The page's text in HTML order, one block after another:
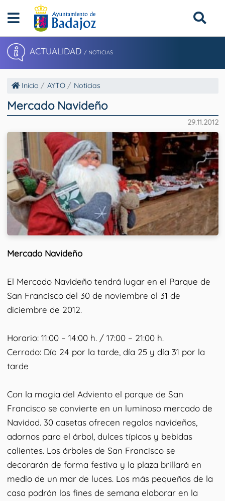
ACTUALIDAD / NOTICIAS
Inicio AYTO Noticias
Mercado Navideño
29.11.2012
Mercado Navideño
El Mercado Navideño tendrá lugar en el Parque de
San Francisco del 30 de noviembre al 31 de
diciembre de 2012.
Horario: 11:00 – 14:00 h. / 17:00 – 21:00 h.
Cerrado: Día 24 por la tarde, día 25 y día 31 por la
tarde
Con la magia del Adviento el parque de San
Francisco se convierte en un luminoso mercado de
Navidad. 30 casetas ofrecen regalos navideños,
adornos para el árbol, dulces típicos y bebidas
calientes. Los árboles de San Francisco se
decorarán de forma festiva y la plaza brillará en
medio de un mar de luces. Los más pequeños de la
casa podrán los fines de semana elaborar en la